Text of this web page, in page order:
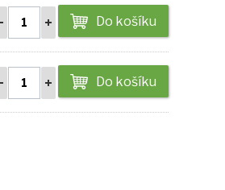
Do košíku
Do košíku